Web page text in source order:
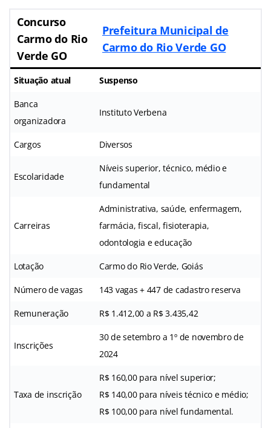
Concurso
Carmo do Rio
Verde GO
Prefeitura Municipal de
Carmo do Rio Verde GO
Situação atual Suspenso
Banca
organizadora
Instituto Verbena
Cargos Diversos
Escolaridade
Níveis superior, técnico, médio e
fundamental
Carreiras
Administrativa, saúde, enfermagem,
farmácia, fiscal, fisioterapia,
odontologia e educação
Lotação Carmo do Rio Verde, Goiás
Número de vagas 143 vagas + 447 de cadastro reserva
Remuneração R$ 1.412,00 a R$ 3.435,42
Inscrições
30 de setembro a 1º de novembro de
2024
Taxa de inscrição
R$ 160,00 para nível superior;
R$ 140,00 para níveis técnico e médio;
R$ 100,00 para nível fundamental.